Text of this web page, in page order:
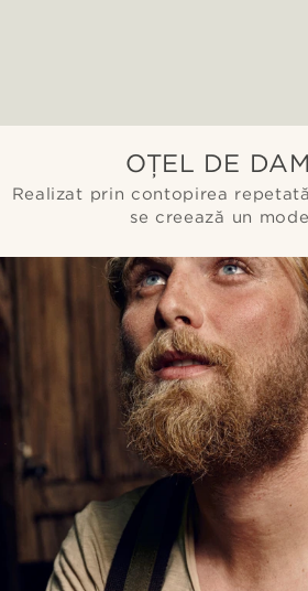
OȚEL DE
Realizat prin contopirea
se creează un